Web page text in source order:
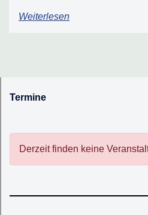
Weiterlesen
Termine
Derzeit finden keine